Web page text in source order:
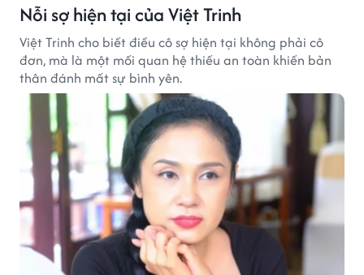
Nỗi sợ hiện tại của Việt Trinh
Việt Trinh cho biết điều cô sợ hiện tại không phải cô
đơn, mà là một mối quan hệ thiếu an toàn khiến bản
thân đánh mất sự bình yên.